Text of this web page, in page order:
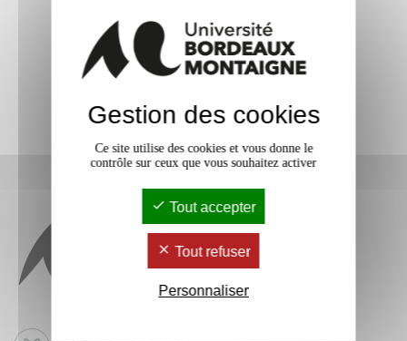
Gestion des cookies
Ce site utilise des cookies et vous donne le
contrôle sur ceux que vous souhaitez activer
Tout accepter
Tout refuser
Personnaliser